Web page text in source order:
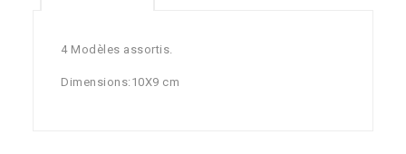
4 Modèles assortis.
Dimensions:10X9 cm